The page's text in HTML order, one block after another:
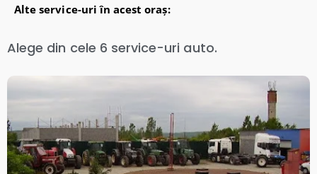
Alte service-uri în acest oraș:
Alege din cele 6 service-uri auto.